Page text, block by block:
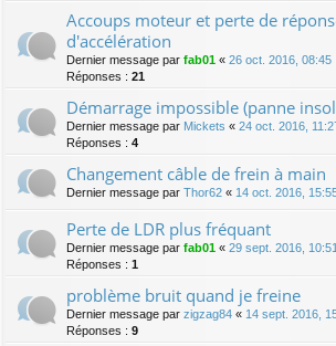
Accoups moteur et perte de
d'accélération
Dernier message par fab01 « 26 oct. 2016, 08:45
Réponses : 21
Démarrage impossible (panne
Dernier message par Mickets « 24 oct. 2016,
Réponses : 4
Changement câble de frein à main
Dernier message par Thor62 « 14 oct. 2016,
Perte de LDR plus fréquant
Dernier message par fab01 « 29 sept. 2016, 10:51
Réponses : 1
problème bruit quand je freine
Dernier message par zigzag84 « 14 sept. 2016,
Réponses : 9